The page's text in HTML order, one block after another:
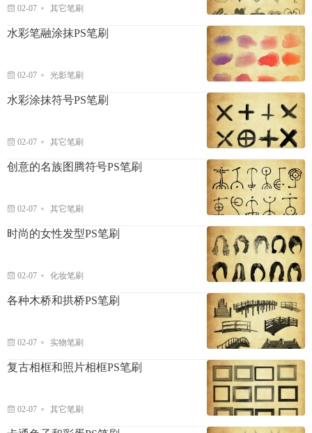
02-07 其它笔刷
水彩笔融涂抹PS笔刷
02-07 光影笔刷
水彩涂抹符号PS笔刷
02-07 其它笔刷
创意的名族图腾符号PS笔刷
02-07 其它笔刷
时尚的女性发型PS笔刷
02-07 化妆笔刷
各种木桥和拱桥PS笔刷
02-07 实物笔刷
复古相框和照片相框PS笔刷
02-07 其它笔刷